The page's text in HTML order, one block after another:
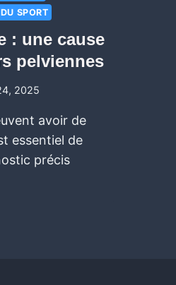
SPORT
: une cause
pelviennes
2025
avoir de
essentiel de
précis